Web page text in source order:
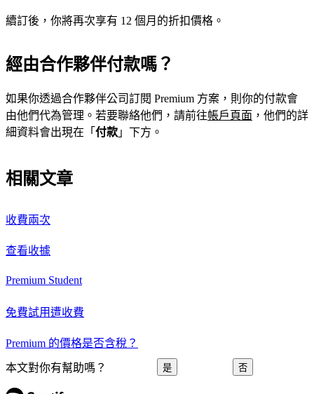
續訂後，你將再次享有 12 個月的折扣價格。
經由合作夥伴付款嗎？
如果你透過合作夥伴公司訂閱 Premium 方案，則你的付款會
由他們代為管理。若要聯絡他們，請前往帳戶頁面 ，他們的詳
細資料會出現在「 付款 」下方。
相關文章
收費兩次
查看收據
Premium Student
免費試用遭收費
Premium 的價格是否含稅？
本文對你有幫助嗎？ 是 否